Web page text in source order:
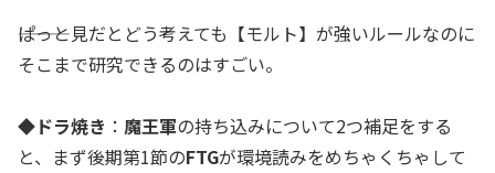
―――ぱっと見だとどう考えても【モルト】が強いルールなのに
そこまで研究できるのはすごい。
◆ドラ焼き ： 魔王軍の持ち込みについて2つ補足をする
と、まず後期第1節のFTGが環境読みをめちゃくちゃして